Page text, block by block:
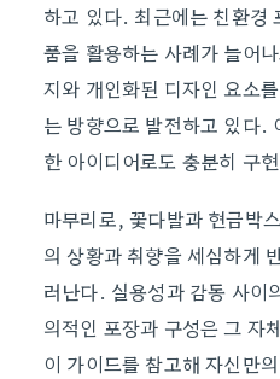
하고 있다. 최근에는 친환경
품을 활용하는 사례가 늘어
지와 개인화된 디자인 요소
는 방향으로 발전하고 있다.
한 아이디어로도 충분히 구
마무리로, 꽃다발과 현금박
의 상황과 취향을 세심하게
러난다. 실용성과 감동 사이
의적인 포장과 구성은 그 자
이 가이드를 참고해 자신만